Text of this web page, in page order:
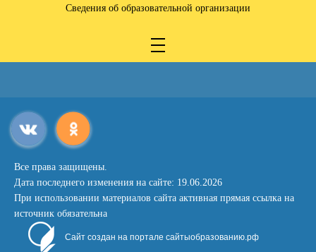
Сведения об образовательной организации
Все права защищены.
Дата последнего изменения на сайте: 19.06.2026
При использовании материалов сайта активная прямая ссылка на
источник обязательна
Сайт создан на портале сайтыобразованию.рф